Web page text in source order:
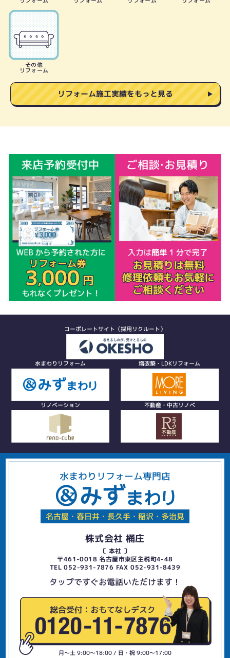
その他
リフォーム
リフォーム施工実績をもっと見る
コーポレートサイト（採用リクルート）
水まわりリフォーム 増改築・LDKリフォーム
リノベーション 不動産・中古リノベ
水まわりリフォーム専門店
名古屋・春日井・長久手・稲沢・多治見
株式会社 桶庄
〔 本社 〕
〒461-0018 名古屋市東区主税町4-48
TEL 052-931-7876 FAX 052-931-8439
タップですぐお電話いただけます！
月〜土 9:00〜18:00 / 日・祝 9:00〜17:00